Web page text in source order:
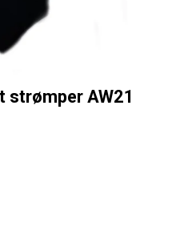
strømper AW21